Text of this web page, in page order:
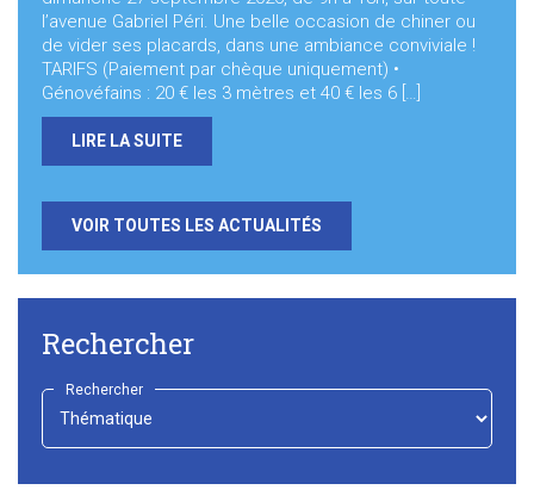
l’avenue Gabriel Péri. Une belle occasion de chiner ou
de vider ses placards, dans une ambiance conviviale !
TARIFS (Paiement par chèque uniquement) •
Génovéfains : 20 € les 3 mètres et 40 € les 6 […]
LIRE LA SUITE
VOIR TOUTES LES ACTUALITÉS
Rechercher
Rechercher
Choisir